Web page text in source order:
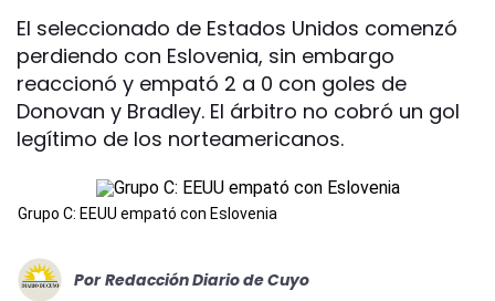
El seleccionado de Estados Unidos comenzó
perdiendo con Eslovenia, sin embargo
reaccionó y empató 2 a 0 con goles de
Donovan y Bradley. El árbitro no cobró un gol
legítimo de los norteamericanos.
Grupo C: EEUU empató con Eslovenia
Por Redacción Diario de Cuyo